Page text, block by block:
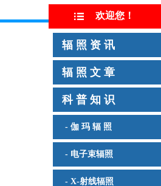
欢迎您！
辐 照 资 讯
辐 照 文 章
科 普 知 识
- 伽 玛 辐 照
- 电子束辐照
- X-射线辐照